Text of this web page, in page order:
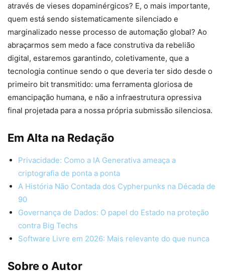
através de vieses dopaminérgicos? E, o mais importante,
quem está sendo sistematicamente silenciado e
marginalizado nesse processo de automação global? Ao
abraçarmos sem medo a face construtiva da rebelião
digital, estaremos garantindo, coletivamente, que a
tecnologia continue sendo o que deveria ter sido desde o
primeiro bit transmitido: uma ferramenta gloriosa de
emancipação humana, e não a infraestrutura opressiva
final projetada para a nossa própria submissão silenciosa.
Em Alta na Redação
Privacidade: Como a IA Generativa ameaça a
criptografia de ponta a ponta
A História Não Contada dos Cypherpunks na Década de
90
Governança de Dados: O papel do Estado na proteção
contra Big Techs
Software Livre em 2026: Mais relevante do que nunca
Sobre o Autor